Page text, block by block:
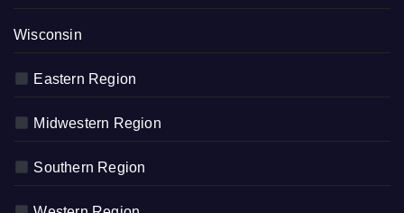
Wisconsin
Eastern Region
Midwestern Region
Southern Region